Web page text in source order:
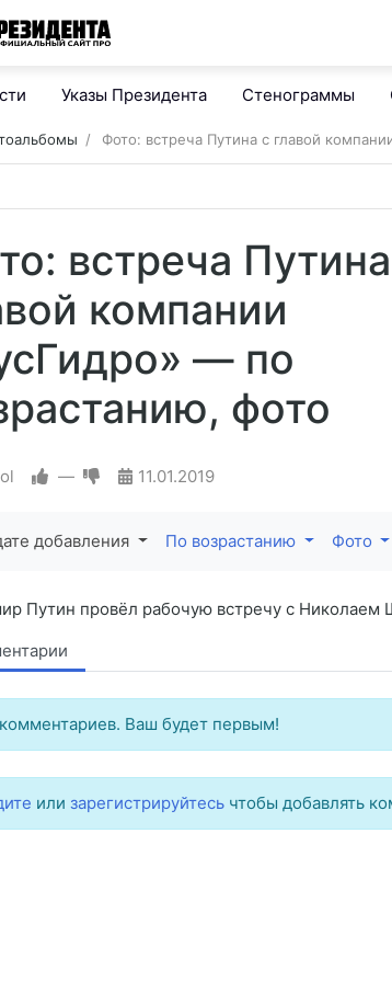
Указы Президента Стенограммы
Фото: встреча Путина с главой
встреча
компании
— по
фото
— 11.01.2019
добавления По возрастанию Фото
Путин провёл рабочую встречу с Николаем
Ваш будет первым!
или зарегистрируйтесь чтобы добавлять